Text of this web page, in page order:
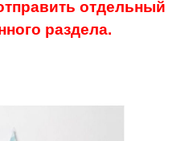
отдельный
раздела.